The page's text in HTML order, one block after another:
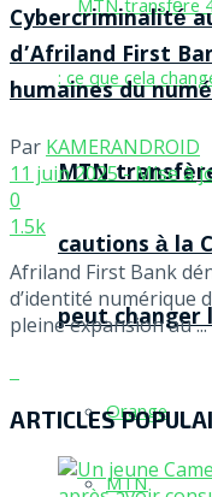
MTN
cautions à la
peut changer
Orange
MTN
Cybercriminalité
d’Afriland First
humaines du
Par KAMERANDROID
11 juin 2025 - Mise à
0
1.5k
Afriland First Bank
d’identité numérique
pleine expansion au ...
ARTICLES